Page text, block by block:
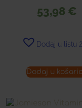
53,98 €
Dodaj u listu
Dodaj u